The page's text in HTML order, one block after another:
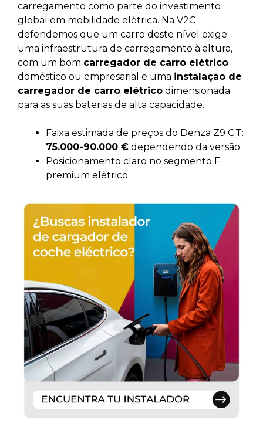
carregamento como parte do investimento
global em mobilidade elétrica. Na V2C
defendemos que um carro deste nível exige
uma infraestrutura de carregamento à altura,
com um bom carregador de carro elétrico
doméstico ou empresarial e uma instalação de
carregador de carro elétrico dimensionada
para as suas baterias de alta capacidade.
Faixa estimada de preços do Denza Z9 GT:
75.000-90.000 € dependendo da versão.
Posicionamento claro no segmento F
premium elétrico.